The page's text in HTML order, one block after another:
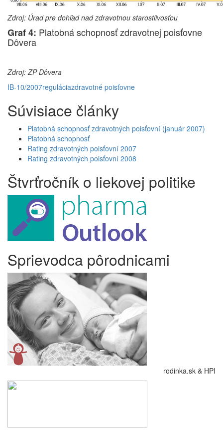
Zdroj: Úrad pre dohľad nad zdravotnou starostlivosťou
Graf 4: Platobná schopnosť zdravotnej poisťovne
Dôvera
Zdroj: ZP Dôvera
IB-10/2007reguláciazdravotné poisťovne
Súvisiace články
Platobná schopnosť zdravotných poisťovní (január 2007)
Platobná schopnosť
Rating zdravotných poisťovní 2007
Rating zdravotných poisťovní 2008
Štvrťročník o liekovej politike
Sprievodca pôrodnicami
rodinka.sk & HPI